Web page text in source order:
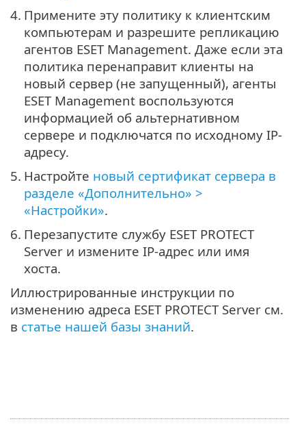
4. Примените эту политику к клиентским
компьютерам и разрешите репликацию
агентов ESET Management. Даже если эта
политика перенаправит клиенты на
новый сервер (не запущенный), агенты
ESET Management воспользуются
информацией об альтернативном
сервере и подключатся по исходному IP-
адресу.
5. Настройте новый сертификат сервера в
разделе «Дополнительно» >
«Настройки».
6. Перезапустите службу ESET PROTECT
Server и измените IP-адрес или имя
хоста.
Иллюстрированные инструкции по
изменению адреса ESET PROTECT Server см.
в статье нашей базы знаний.